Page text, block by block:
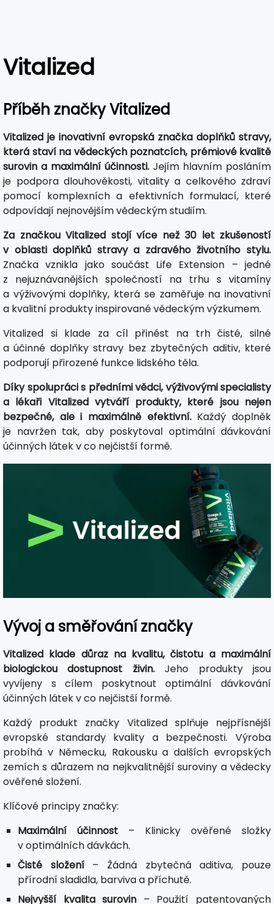
Vitalized
Příběh značky Vitalized
Vitalized je inovativní evropská značka doplňků stravy,
která staví na vědeckých poznatcích, prémiové kvalitě
surovin a maximální účinnosti. Jejím hlavním posláním
je podpora dlouhověkosti, vitality a celkového zdraví
pomocí komplexních a efektivních formulací, které
odpovídají nejnovějším vědeckým studiím.
Za značkou Vitalized stojí více než 30 let zkušeností
v oblasti doplňků stravy a zdravého životního stylu.
Značka vznikla jako součást Life Extension – jedné
z nejuznávanějších společností na trhu s vitamíny
a výživovými doplňky, která se zaměřuje na inovativní
a kvalitní produkty inspirované vědeckým výzkumem.
Vitalized si klade za cíl přinést na trh čisté, silné
a účinné doplňky stravy bez zbytečných aditiv, které
podporují přirozené funkce lidského těla.
Díky spolupráci s předními vědci, výživovými specialisty
a lékaři Vitalized vytváří produkty, které jsou nejen
bezpečné, ale i maximálně efektivní.Každý doplněk
je navržen tak, aby poskytoval optimální dávkování
účinných látek v co nejčistší formě.
Vývoj a směřování značky
Vitalized klade důraz na kvalitu, čistotu a maximální
biologickou dostupnost živin.Jeho produkty jsou
vyvíjeny s cílem poskytnout optimální dávkování
účinných látek v co nejčistší formě.
Každý produkt značky Vitalized splňuje nejpřísnější
evropské standardy kvality a bezpečnosti. Výroba
probíhá v Německu, Rakousku a dalších evropských
zemích s důrazem na nejkvalitnější suroviny a vědecky
ověřené složení.
Klíčové principy značky:
Maximální účinnost – Klinicky ověřené složky
v optimálních dávkách.
Čisté složení– Žádná zbytečná aditiva, pouze
přírodní sladidla, barviva a příchutě.
Nejvyšší kvalita surovin – Použití patentovaných